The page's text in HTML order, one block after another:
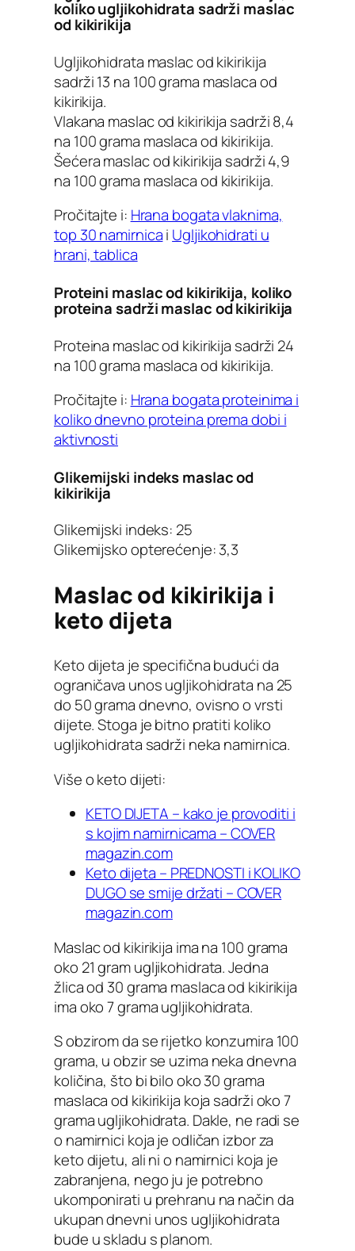
koliko ugljikohidrata sadrži maslac
od kikirikija
Ugljikohidrata maslac od kikirikija
sadrži 13 na 100 grama maslaca od
kikirikija.
Vlakana maslac od kikirikija sadrži 8,4
na 100 grama maslaca od kikirikija.
Šećera maslac od kikirikija sadrži 4,9
na 100 grama maslaca od kikirikija.
Pročitajte i: Hrana bogata vlaknima,
top 30 namirnicai Ugljikohidrati u
hrani, tablica
Proteini maslac od kikirikija, koliko
proteina sadrži maslac od kikirikija
Proteina maslac od kikirikija sadrži 24
na 100 grama maslaca od kikirikija.
Pročitajte i: Hrana bogata proteinima i
koliko dnevno proteina prema dobi i
aktivnosti
Glikemijski indeks maslac od
kikirikija
Glikemijski indeks: 25
Glikemijsko opterećenje: 3,3
Maslac od kikirikija i
keto dijeta
Keto dijeta je specifična budući da
ograničava unos ugljikohidrata na 25
do 50 grama dnevno, ovisno o vrsti
dijete. Stoga je bitno pratiti koliko
ugljikohidrata sadrži neka namirnica.
Više o keto dijeti:
KETO DIJETA – kako je provoditi i
s kojim namirnicama – COVER
magazin.com
Keto dijeta – PREDNOSTI i KOLIKO
DUGO se smije držati – COVER
magazin.com
Maslac od kikirikija ima na 100 grama
oko 21 gram ugljikohidrata. Jedna
žlica od 30 grama maslaca od kikirikija
ima oko 7 grama ugljikohidrata.
S obzirom da se rijetko konzumira 100
grama, u obzir se uzima neka dnevna
količina, što bi bilo oko 30 grama
maslaca od kikirikija koja sadrži oko 7
grama ugljikohidrata. Dakle, ne radi se
o namirnici koja je odličan izbor za
keto dijetu, ali ni o namirnici koja je
zabranjena, nego ju je potrebno
ukomponirati u prehranu na način da
ukupan dnevni unos ugljikohidrata
bude u skladu s planom.